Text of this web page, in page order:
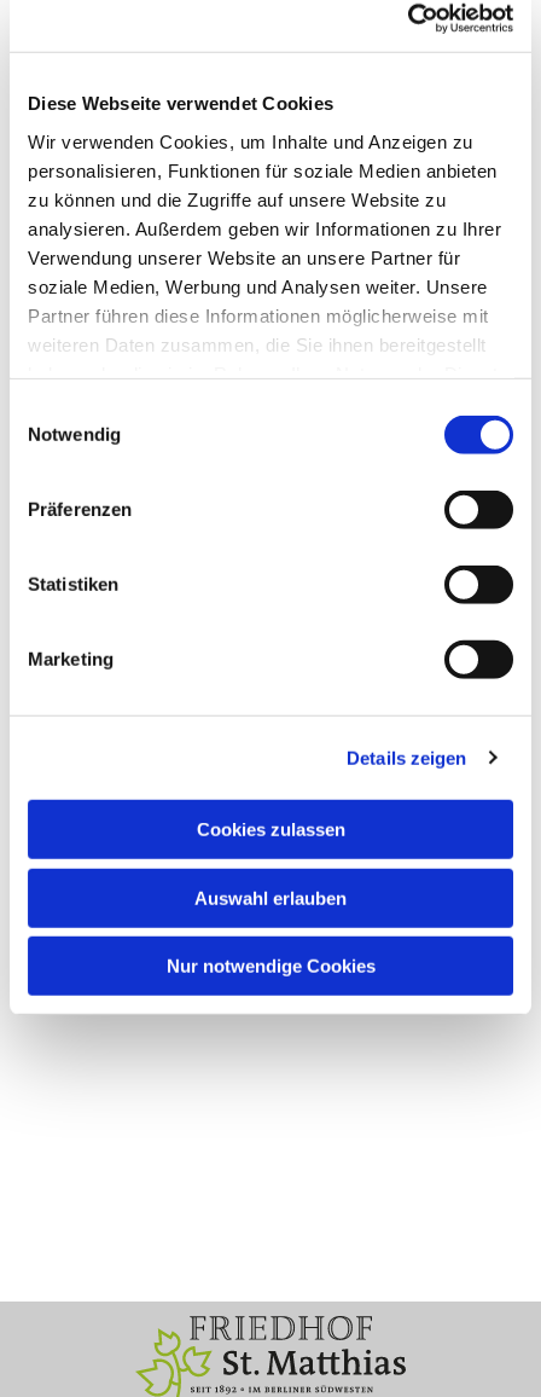
Diese Webseite verwendet Cookies
Wir verwenden Cookies, um Inhalte und Anzeigen zu
personalisieren, Funktionen für soziale Medien anbieten
zu können und die Zugriffe auf unsere Website zu
analysieren. Außerdem geben wir Informationen zu Ihrer
Verwendung unserer Website an unsere Partner für
soziale Medien, Werbung und Analysen weiter. Unsere
Partner führen diese Informationen möglicherweise mit
weiteren Daten zusammen, die Sie ihnen bereitgestellt
Notwendig
Präferenzen
Statistiken
Marketing
Details zeigen
Cookies zulassen
Auswahl erlauben
Nur notwendige Cookies